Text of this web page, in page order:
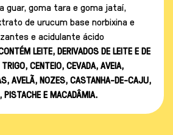
guar, goma tara e goma jataí,
de urucum base norbixina e
e acidulante ácido
LEITE, DERIVADOS DE LEITE E DE
CENTEIO, CEVADA, AVEIA,
AVELÃ, NOZES, CASTANHA-DE-CAJU,
E MACADÂMIA.